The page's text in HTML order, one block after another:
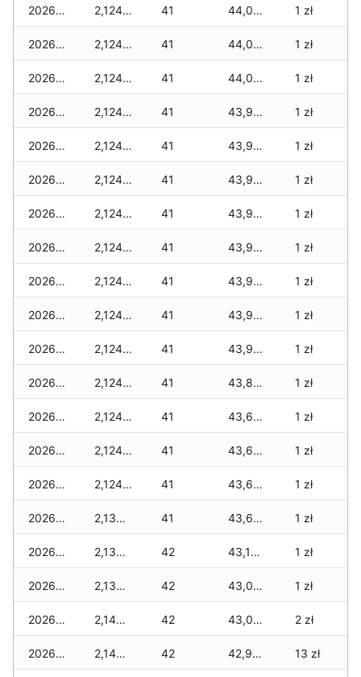
2026-02-01 2,124 zł 41 44,043 zł 1 zł
2026-01-31 2,124 zł 41 44,043 zł 1 zł
2026-01-30 2,124 zł 41 44,043 zł 1 zł
2026-01-29 2,124 zł 41 43,996 zł 1 zł
2026-01-28 2,124 zł 41 43,984 zł 1 zł
2026-01-27 2,124 zł 41 43,960 zł 1 zł
2026-01-26 2,124 zł 41 43,948 zł 1 zł
2026-01-25 2,124 zł 41 43,936 zł 1 zł
2026-01-24 2,124 zł 41 43,936 zł 1 zł
2026-01-23 2,124 zł 41 43,901 zł 1 zł
2026-01-22 2,124 zł 41 43,901 zł 1 zł
2026-01-21 2,124 zł 41 43,807 zł 1 zł
2026-01-20 2,124 zł 41 43,673 zł 1 zł
2026-01-19 2,124 zł 41 43,673 zł 1 zł
2026-01-18 2,124 zł 41 43,673 zł 1 zł
2026-01-17 2,136 zł 41 43,626 zł 1 zł
2026-01-16 2,136 zł 42 43,107 zł 1 zł
2026-01-15 2,136 zł 42 43,060 zł 1 zł
2026-01-14 2,148 zł 42 43,025 zł 2 zł
2026-01-13 2,148 zł 42 42,990 zł 13 zł